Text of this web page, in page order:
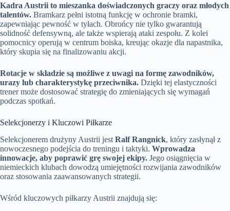
Kadra Austrii to mieszanka doświadczonych graczy oraz młodych
talentów. Bramkarz pełni istotną funkcję w ochronie bramki,
zapewniając pewność w tyłach. Obrońcy nie tylko gwarantują
solidność defensywną, ale także wspierają ataki zespołu. Z kolei
pomocnicy operują w centrum boiska, kreując okazje dla napastnika,
który skupia się na finalizowaniu akcji.
Rotacje w składzie są możliwe z uwagi na formę zawodników,
urazy lub charakterystykę przeciwnika. Dzięki tej elastyczności
trener może dostosować strategię do zmieniających się wymagań
podczas spotkań.
Selekcjonerzy i Kluczowi Piłkarze
Selekcjonerem drużyny Austrii jest Ralf Rangnick, który zasłynął z
nowoczesnego podejścia do treningu i taktyki. Wprowadza
innowacje, aby poprawić grę swojej ekipy. Jego osiągnięcia w
niemieckich klubach dowodzą umiejętności rozwijania zawodników
oraz stosowania zaawansowanych strategii.
Wśród kluczowych piłkarzy Austrii znajdują się: